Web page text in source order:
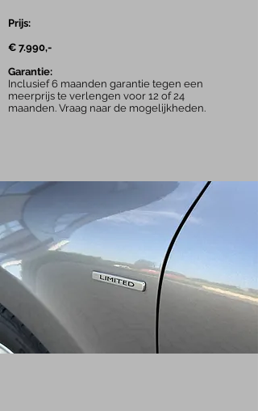
Prijs:
€ 7.990,-
Garantie:
Inclusief 6 maanden garantie tegen een
meerprijs te verlengen voor 12 of 24
maanden. Vraag naar de mogelijkheden.